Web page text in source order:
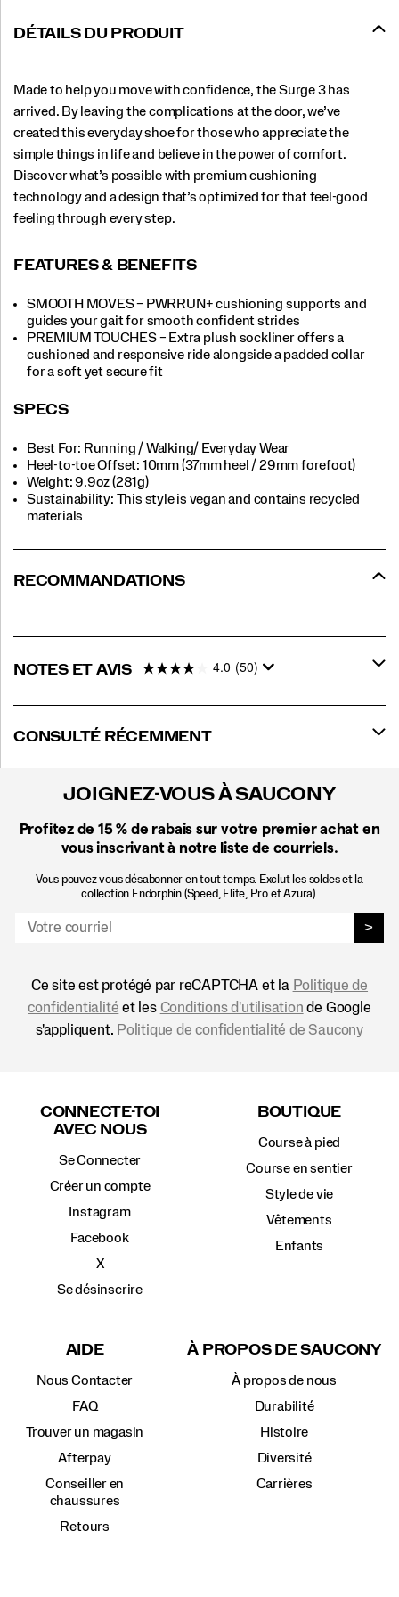
DÉTAILS DU PRODUIT
Made to help you move with confidence, the Surge 3 has
arrived. By leaving the complications at the door, we’ve
created this everyday shoe for those who appreciate the
simple things in life and believe in the power of comfort.
Discover what’s possible with premium cushioning
technology and a design that’s optimized for that feel-good
feeling through every step.
FEATURES & BENEFITS
SMOOTH MOVES – PWRRUN+ cushioning supports and
guides your gait for smooth confident strides
PREMIUM TOUCHES – Extra plush sockliner offers a
cushioned and responsive ride alongside a padded collar
for a soft yet secure fit
SPECS
Best For: Running / Walking/ Everyday Wear
Heel-to-toe Offset: 10mm (37mm heel / 29mm forefoot)
Weight: 9.9oz (281g)
Sustainability: This style is vegan and contains recycled
materials
RECOMMANDATIONS
NOTES ET AVIS 4.0 (50)
CONSULTÉ RÉCEMMENT
JOIGNEZ-VOUS À SAUCONY
Profitez de 15 % de rabais sur votre premier achat en
vous inscrivant à notre liste de courriels.
Vous pouvez vous désabonner en tout temps. Exclut les soldes et la
collection Endorphin (Speed, Elite, Pro et Azura).
>
Ce site est protégé par reCAPTCHA et la Politique de
confidentialité et les Conditions d'utilisation de Google
s'appliquent. Politique de confidentialité de Saucony
CONNECTE-TOI
AVEC NOUS
Se Connecter
Créer un compte
Instagram
Facebook
X
Se désinscrire
BOUTIQUE
Course à pied
Course en sentier
Style de vie
Vêtements
Enfants
AIDE
Nous Contacter
FAQ
Trouver un magasin
Afterpay
Conseiller en
chaussures
Retours
À PROPOS DE SAUCONY
À propos de nous
Durabilité
Histoire
Diversité
Carrières